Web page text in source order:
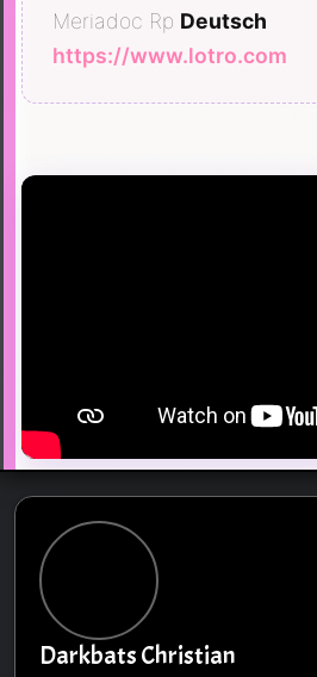
Meriadoc Rp Deutsch
https://www.lotro.com
Darkbats Christian